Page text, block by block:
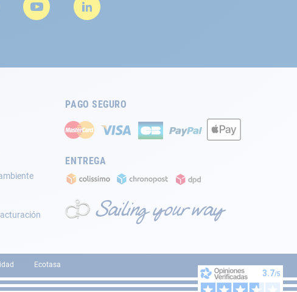
PAGO SEGURO
ENTREGA
Ecotasa